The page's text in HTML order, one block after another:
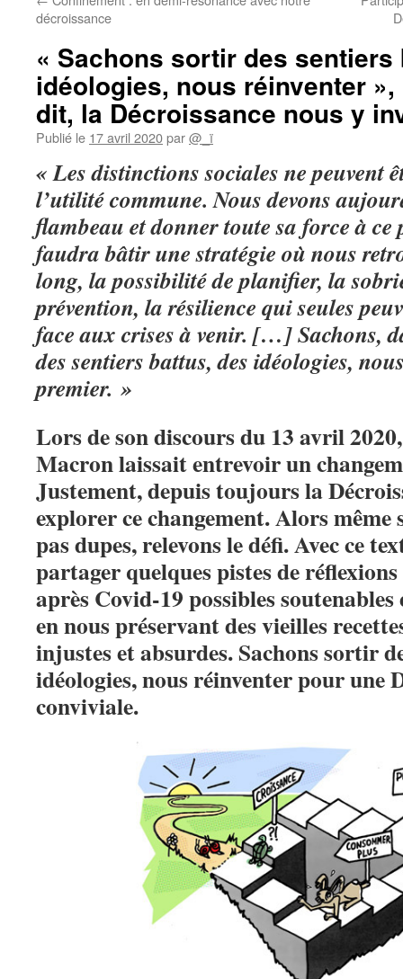
décroissance
« Sachons sortir des sentiers
idéologies, nous réinventer »,
dit, la Décroissance nous y
Publié le 17 avril 2020par@_ï
« Les distinctions sociales ne peuvent
l’utilité commune. Nous devons
flambeau et donner toute sa force à
faudra bâtir une stratégie où nous
long, la possibilité de planifier, la
prévention, la résilience qui seules
face aux crises à venir. […] Sachons,
des sentiers battus, des idéologies,
premier. »
Lors de son discours du 13 avril
Macron laissait entrevoir un
Justement, depuis toujours la
explorer ce changement. Alors même
pas dupes, relevons le défi. Avec ce
partager quelques pistes de
après Covid-19 possibles
en nous préservant des vieilles
injustes et absurdes. Sachons sortir
idéologies, nous réinventer pour une
conviviale.